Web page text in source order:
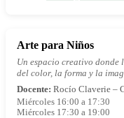
Arte para Niños
Un espacio creativo donde
del color, la forma y la
Docente: Rocío Claverie –
Miércoles 16:00 a 17:30
Miércoles 17:30 a 19:00